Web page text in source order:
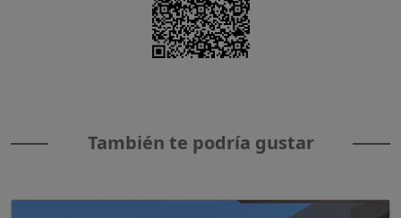
También te podría gustar